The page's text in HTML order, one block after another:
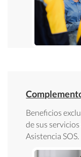
Beneficios
de sus
Asistencia SOS.